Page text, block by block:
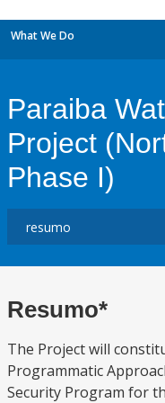
What We Do
Paraiba
Project
Phase I)
Resumo*
The Project will
Programmatic
Security Program for